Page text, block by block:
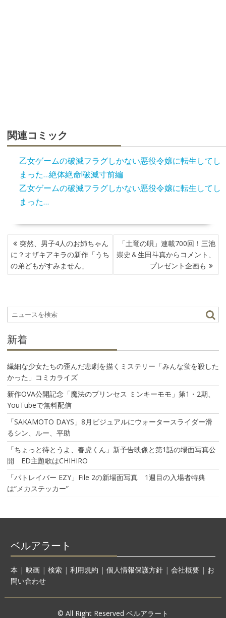
関連コミック
乙女ゲームの破滅フラグしかない悪役令嬢に転生してし
まった…絶体絶命!破滅寸前編
乙女ゲームの破滅フラグしかない悪役令嬢に転生してし
まった…
投
稿
ナ
ビ
シ
ョ
突然、男子4人のお姉ちゃん
に？オザキアキラの新作「うち
の弟どもがすみません」
「土竜の唄」連載700回！三池
崇史＆生田斗真からコメント、
プレゼント企画も
新着
繊細な少女たちの歪んだ悲劇を描くミステリー「みんな蛍を殺した
かった」コミカライズ
新作OVA公開記念「魔法のプリンセス ミンキーモモ」第1・2期、
YouTubeで無料配信
「SAKAMOTO DAYS」8月ビジュアルにウォータースライダー滑
るシン、ルー、平助
「ちょっと待とうよ、春虎くん」新予告映像と第1話の場面写真公
開 ED主題歌はCHIHIRO
「パトレイバー EZY」File 2の新場面写真 1週目の入場者特典
は“メカステッカー”
ベルアラート
本 | 映画| 検索| 利用規約 | 個人情報保護方針| 会社概要| お
問い合わせ
© All Right Reserved ベルアラート